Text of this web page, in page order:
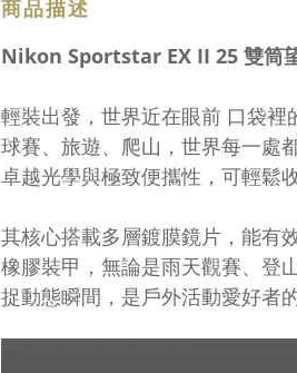
商品描述
Nikon Sportstar EX II 25 雙筒
輕裝出發，世界近在眼前 口袋
球賽、旅遊、爬山，世界每一處
卓越光學與極致便攜性，可輕鬆
其核心搭載多層鍍膜鏡片，能有
橡膠裝甲，無論是雨天觀賽、登
捉動態瞬間，是戶外活動愛好者